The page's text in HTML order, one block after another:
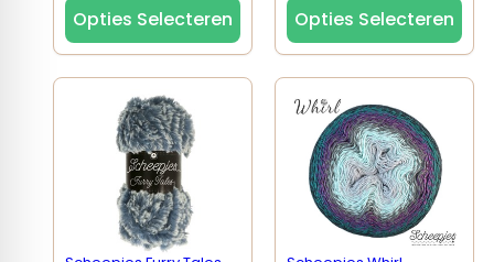
Opties Selecteren Opties Selecteren